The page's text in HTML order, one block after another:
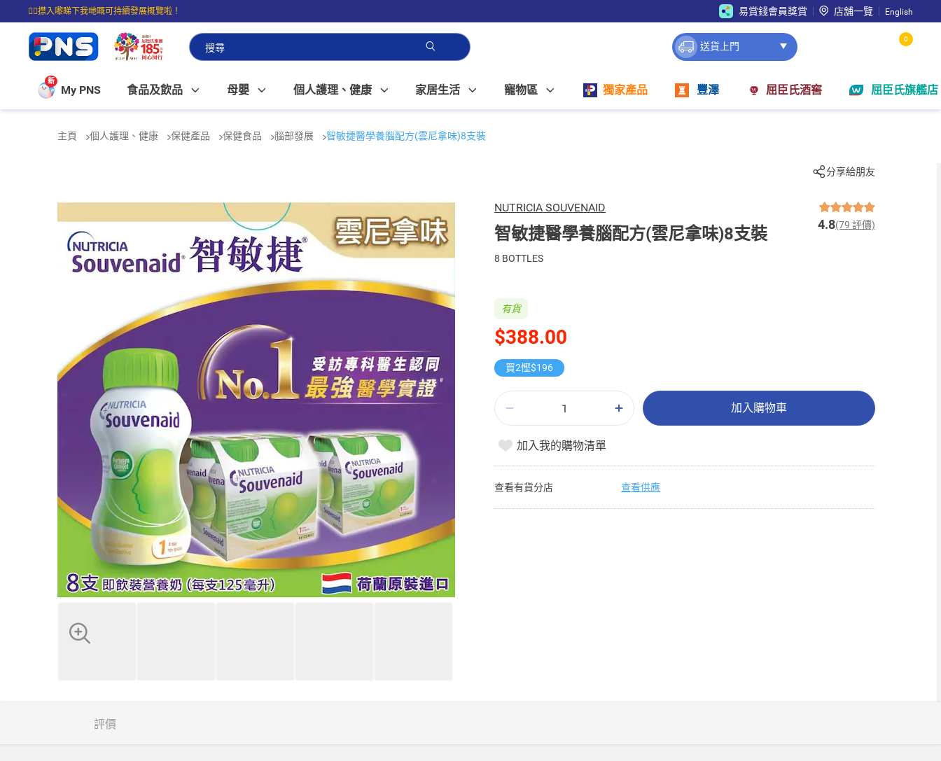
☝🏼㩒入嚟睇下我哋嘅可持續發展概覽啦！
⭐購物滿$399即享免費送貨；滿$100即可免費店取。
易賞錢會員獎賞 店舖一覽 English
送貨上門
0
新
My PNS 食品及飲品 母嬰 個人護理、健康 家居生活 寵物區 獨家產品 豐澤 屈臣氏酒窖 屈臣氏旗艦店
主頁 個人護理、健康 保健產品 保健食品 腦部發展 智敏捷醫學養腦配方(雲尼拿味)8支裝
分享給朋友
NUTRICIA SOUVENAID
智敏捷醫學養腦配方(雲尼拿味)8支裝 4.8(79 評價)
8 BOTTLES
$388.00
有貨
買2慳$196
加入購物車
加入我的購物清單
查看有貨分店 查看供應
評價